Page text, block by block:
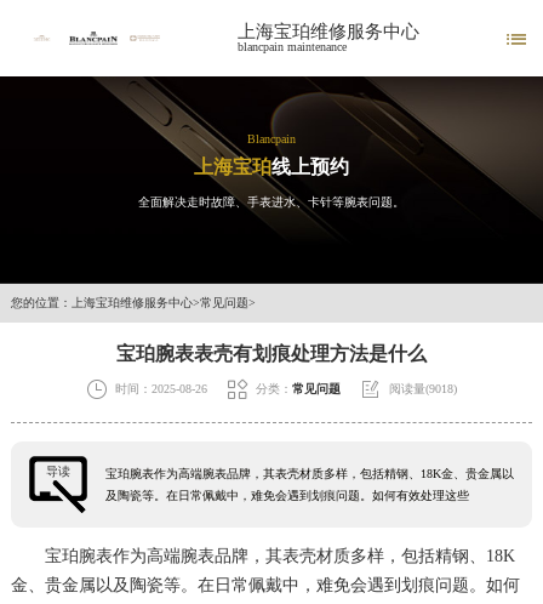
上海宝珀维修服务中心
blancpain maintenance 
Blancpain
上海宝珀线上预约
全面解决走时故障、手表进水、卡针等腕表问题。
您的位置： 上海宝珀维修服务中心>常见问题>
宝珀腕表表壳有划痕处理方法是什么
 时间：2025-08-26  分类： 常见问题  阅读量(9018)
导读
宝珀腕表作为高端腕表品牌，其表壳材质多样，包括精钢、18K金、贵金属以
及陶瓷等。在日常佩戴中，难免会遇到划痕问题。如何有效处理这些
宝珀腕表作为高端腕表品牌，其表壳材质多样，包括精钢、18K
金、贵金属以及陶瓷等。在日常佩戴中，难免会遇到划痕问题。如何